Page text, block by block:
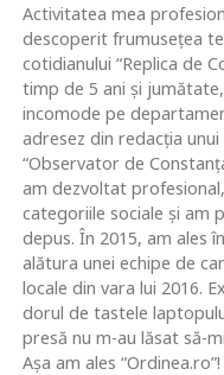
Activitatea mea
descoperit frumusețea
cotidianului “Replica de
timp de 5 ani și
incomode pe
adresez din redacția
“Observator de
am dezvoltat
categoriile sociale și am
depus. În 2015, am ales
alătura unei echipe de
locale din vara lui 2016.
dorul de tastele
presă nu m-au lăsat să-
Așa am ales “Ordinea.ro”!